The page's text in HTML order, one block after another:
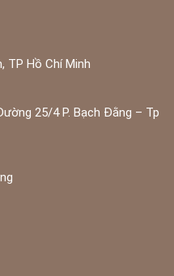
TP Hồ Chí Minh
25/4 P. Bạch Đằng – Tp